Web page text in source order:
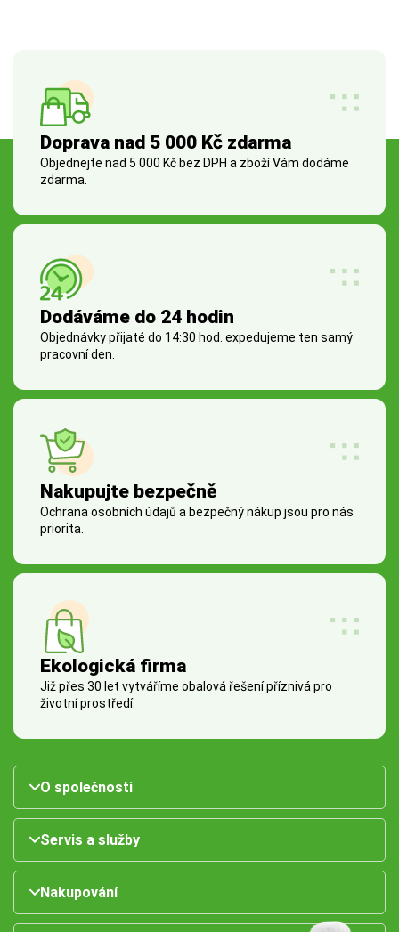
Doprava nad 5 000 Kč zdarma
Objednejte nad 5 000 Kč bez DPH a zboží Vám dodáme
zdarma.
Dodáváme do 24 hodin
Objednávky přijaté do 14:30 hod. expedujeme ten samý
pracovní den.
Nakupujte bezpečně
Ochrana osobních údajů a bezpečný nákup jsou pro nás
priorita.
Ekologická firma
Již přes 30 let vytváříme obalová řešení příznivá pro
životní prostředí.
O společnosti
Servis a služby
Nakupování